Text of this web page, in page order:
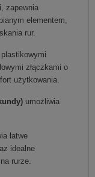
zapewnia
elementem,
rur.
złączkami o
użytkowania.
umożliwia
łatwe
idealne
rurze.